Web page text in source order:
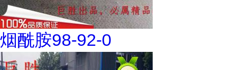
烟酰胺98-92-0